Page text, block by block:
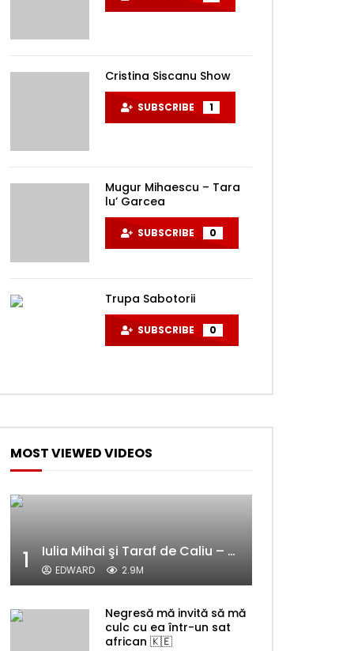
Cristina Siscanu Show
SUBSCRIBE 1
Mugur Mihaescu – Tara
lu’ Garcea
SUBSCRIBE 0
Trupa Sabotorii
SUBSCRIBE 0
MOST VIEWED VIDEOS
1 Iulia Mihai şi Taraf de Caliu – Alelele sălcioară (@#VedetaPopulară)
EDWARD 2.9M
Negresă mă invită să mă
culc cu ea într-un sat
african 🇰🇪